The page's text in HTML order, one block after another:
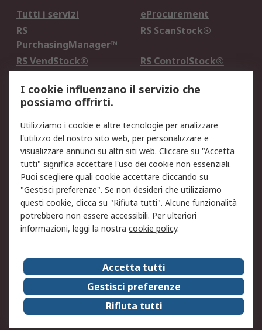
Tutti i servizi
eProcurement
RS
PurchasingManager™
RS ScanStock®
RS VendStock®
RS ControlStock®
Legale
Informativa Cookie
Informativa Privacy -
Aggiornata
Email Security
Termini d'uso
Condizioni di vendita
Condizioni generali di
servizio
Etica e responsabilità
Chi Siamo
Chi Siamo
Contattaci
Supporto
ESG
Carriere
RS Group
Press Centre
Discovery: il Blog di RS
I cookie influenzano il servizio che
possiamo offrirti.
Utilizziamo i cookie e altre tecnologie per analizzare
l'utilizzo del nostro sito web, per personalizzare e
visualizzare annunci su altri siti web. Cliccare su "Accetta
tutti" significa accettare l'uso dei cookie non essenziali.
Puoi scegliere quali cookie accettare cliccando su
"Gestisci preferenze". Se non desideri che utilizziamo
questi cookie, clicca su "Rifiuta tutti". Alcune funzionalità
potrebbero non essere accessibili. Per ulteriori
informazioni, leggi la nostra cookie policy.
Accetta tutti
Gestisci preferenze
Rifiuta tutti